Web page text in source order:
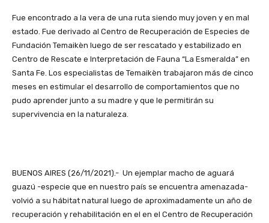
Fue encontrado a la vera de una ruta siendo muy joven y en mal
estado. Fue derivado al Centro de Recuperación de Especies de
Fundación Temaikèn luego de ser rescatado y estabilizado en
Centro de Rescate e Interpretación de Fauna “La Esmeralda” en
Santa Fe. Los especialistas de Temaikèn trabajaron más de cinco
meses en estimular el desarrollo de comportamientos que no
pudo aprender junto a su madre y que le permitirán su
supervivencia en la naturaleza.
BUENOS AIRES (26/11/2021).- Un ejemplar macho de aguará
guazú -especie que en nuestro país se encuentra amenazada-
volvió a su hábitat natural luego de aproximadamente un año de
recuperación y rehabilitación en el en el Centro de Recuperación